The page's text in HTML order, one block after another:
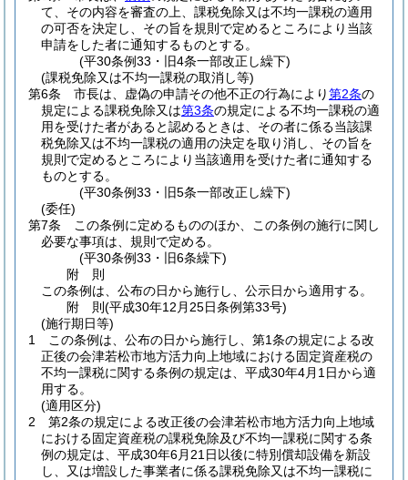
て、その内容を審査の上、課税免除又は不均一課税の適用
の可否を決定し、その旨を規則で定めるところにより当該
申請をした者に通知するものとする。
(平30条例33・旧4条一部改正し繰下)
(課税免除又は不均一課税の取消し等)
第6条
市長は、虚偽の申請その他不正の行為により第2条の
規定による課税免除又は第3条の規定による不均一課税の適
用を受けた者があると認めるときは、その者に係る当該課
税免除又は不均一課税の適用の決定を取り消し、その旨を
規則で定めるところにより当該適用を受けた者に通知する
ものとする。
(平30条例33・旧5条一部改正し繰下)
(委任)
第7条
この条例に定めるもののほか、この条例の施行に関し
必要な事項は、規則で定める。
(平30条例33・旧6条繰下)
附 則
この条例は、公布の日から施行し、公示日から適用する。
附 則(平成30年12月25日条例第33号)
(施行期日等)
1
この条例は、公布の日から施行し、第1条の規定による改
正後の会津若松市地方活力向上地域における固定資産税の
不均一課税に関する条例の規定は、平成30年4月1日から適
用する。
(適用区分)
2
第2条の規定による改正後の会津若松市地方活力向上地域
における固定資産税の課税免除及び不均一課税に関する条
例の規定は、平成30年6月21日以後に特別償却設備を新設
し、又は増設した事業者に係る課税免除又は不均一課税に